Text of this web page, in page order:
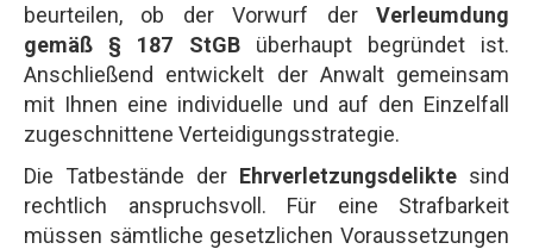
beurteilen, ob der Vorwurf der Verleumdung
gemäß § 187 StGBüberhaupt begründet ist.
Anschließend entwickelt der Anwalt gemeinsam
mit Ihnen eine individuelle und auf den Einzelfall
zugeschnittene Verteidigungsstrategie.
Die Tatbestände der Ehrverletzungsdelikte sind
rechtlich anspruchsvoll. Für eine Strafbarkeit
müssen sämtliche gesetzlichen Voraussetzungen